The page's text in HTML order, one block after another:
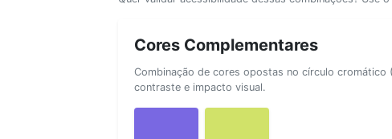
Cores Complementares
Combinação de cores opostas no círculo cromático
contraste e impacto visual.